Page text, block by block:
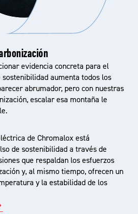
evidencia concreta para el
aumenta todos los
abrumador, pero con nuestras
escalar esa montaña le
de Chromalox está
de sostenibilidad a través de
que respaldan los esfuerzos
y, al mismo tiempo, ofrecen un
y la estabilidad de los